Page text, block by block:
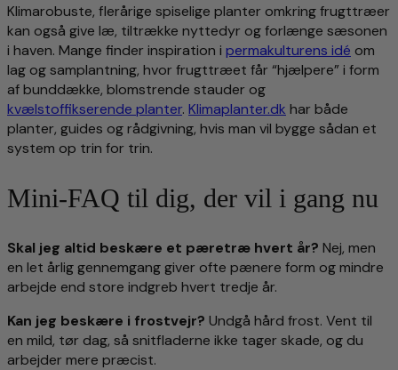
Klimarobuste, flerårige spiselige planter omkring frugttræer
kan også give læ, tiltrække nyttedyr og forlænge sæsonen
i haven. Mange finder inspiration i permakulturens idé om
lag og samplantning, hvor frugttræet får “hjælpere” i form
af bunddække, blomstrende stauder og
kvælstoffikserende planter. Klimaplanter.dk har både
planter, guides og rådgivning, hvis man vil bygge sådan et
system op trin for trin.
Mini-FAQ til dig, der vil i gang nu
Skal jeg altid beskære et pæretræ hvert år? Nej, men
en let årlig gennemgang giver ofte pænere form og mindre
arbejde end store indgreb hvert tredje år.
Kan jeg beskære i frostvejr? Undgå hård frost. Vent til
en mild, tør dag, så snitfladerne ikke tager skade, og du
arbejder mere præcist.